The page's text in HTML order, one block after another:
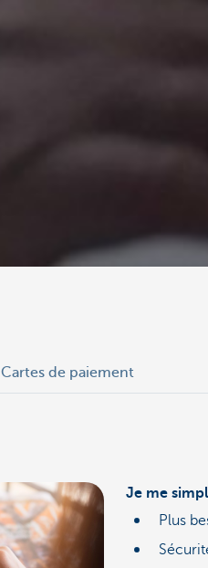
Cartes de paiement
Je me
Plus